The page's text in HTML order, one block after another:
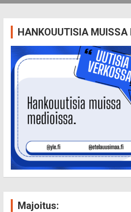
HANKOUUTISIA MUISSA
Majoitus: